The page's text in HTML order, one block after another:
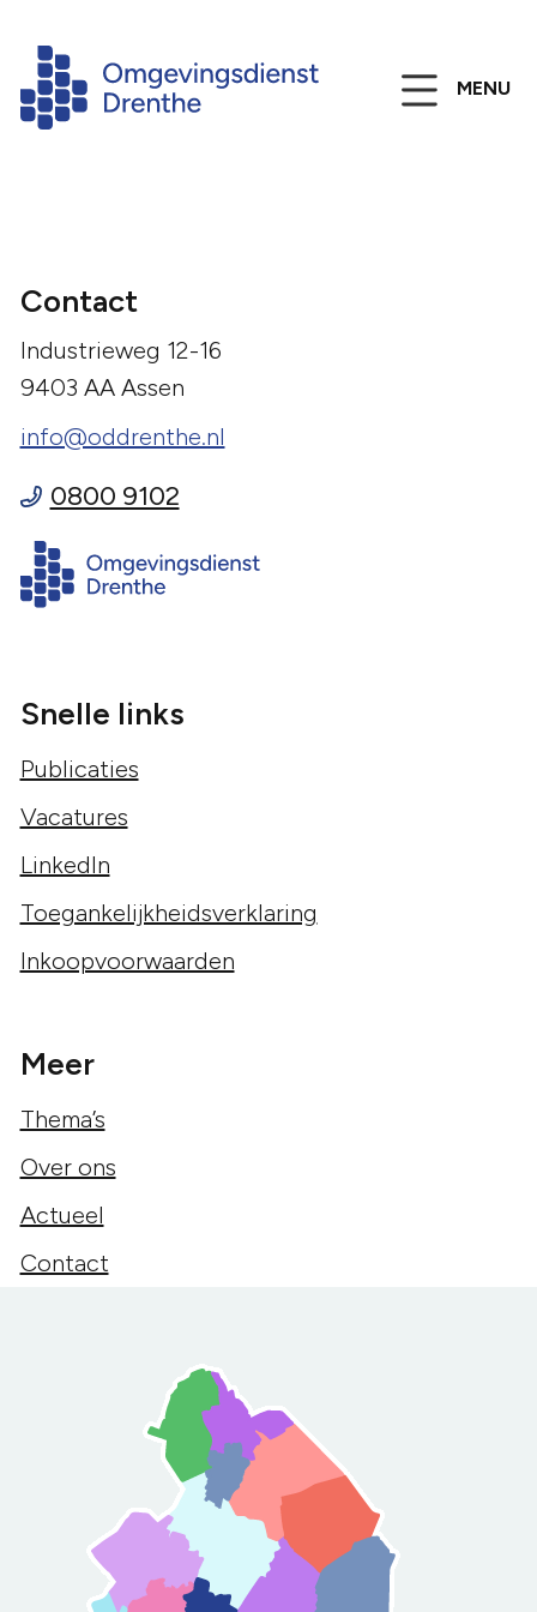
MENU
Contact
Industrieweg 12-16
9403 AA Assen
info@oddrenthe.nl
0800 9102
Snelle links
Publicaties
Vacatures
LinkedIn
Toegankelijkheidsverklaring
Inkoopvoorwaarden
Meer
Thema’s
Over ons
Actueel
Contact